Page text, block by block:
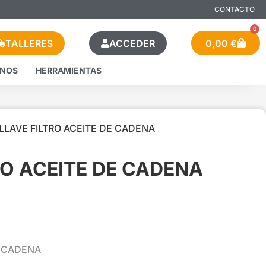
CONTACTO
TALLERES ACCEDER 0,00 €
0
HERRAMIENTAS
FILTRO ACEITE DE CADENA
ACEITE DE CADENA